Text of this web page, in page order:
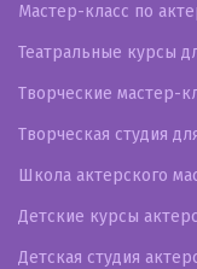
Мастер-класс по
Театральные курсы
Творческие мастер-
Творческая студия
Школа актерского
Детские курсы
Детская студия